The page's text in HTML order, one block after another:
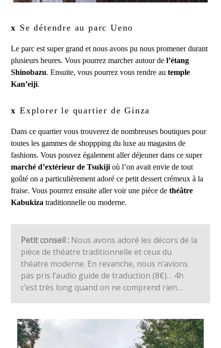
x Se détendre au parc Ueno
Le parc est super grand et nous avons pu nous promener durant
plusieurs heures. Vous pourrez marcher autour del’étang
Shinobazu. Ensuite, vous pourrez vous rendre autemple
Kan’eiji.
x Explorer le quartier de Ginza
Dans ce quartier vous trouverez de nombreuses boutiques pour
toutes les gammes de shoppping du luxe au magasins de
fashions. Vous pouvez également aller déjeuner dans ce super
marché d’extérieur de Tsukiji où l’on avait envie de tout
goûté on a particulièrement adoré ce petit dessert crémeux à la
fraise. Vous pourrez ensuite aller voir une pièce dethéâtre
Kabukiza traditionnelle ou moderne.
Petit conseil : Nous avons adoré les décors de la
pièce de théatre traditionnelle et ceux du
théatre moderne. En revanche, nous n’avions
pas pris l’audio guide de traduction (8€)… 4h
c’est très long quand on ne comprend rien…